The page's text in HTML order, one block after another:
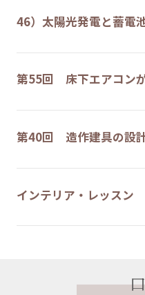
46）太陽光発電と蓄電
第55回 床下エアコン
第40回 造作建具の設
インテリア・レッスン